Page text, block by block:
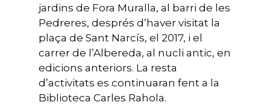
jardins de Fora Muralla, al barri de les
Pedreres, després d’haver visitat la
plaça de Sant Narcís, el 2017, i el
carrer de l’Albereda, al nucli antic, en
edicions anteriors. La resta
d’activitats es continuaran fent a la
Biblioteca Carles Rahola.